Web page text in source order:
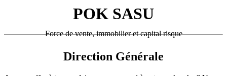
POK SASU
Force de vente, immobilier et capital risque
Direction Générale